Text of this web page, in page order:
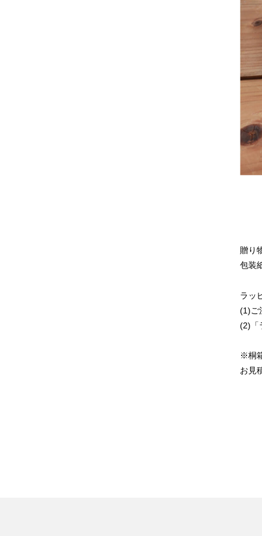
贈り
包装
ラッ
(1)ご
(2)「
※桐
お見